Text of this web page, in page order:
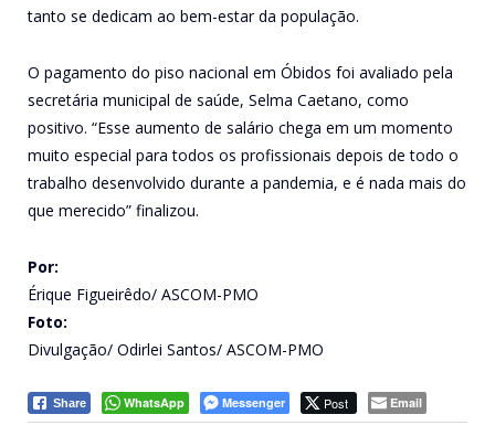
tanto se dedicam ao bem-estar da população.
O pagamento do piso nacional em Óbidos foi avaliado pela
secretária municipal de saúde, Selma Caetano, como
positivo. “Esse aumento de salário chega em um momento
muito especial para todos os profissionais depois de todo o
trabalho desenvolvido durante a pandemia, e é nada mais do
que merecido” finalizou.
Por:
Érique Figueirêdo/ ASCOM-PMO
Foto:
Divulgação/ Odirlei Santos/ ASCOM-PMO
Share WhatsApp Messenger Post Email